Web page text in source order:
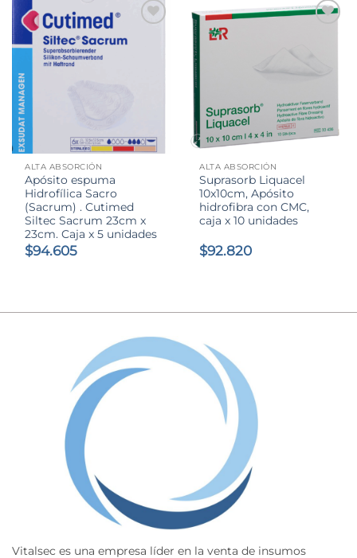
$58.000
hasta
$115.430
ALTA ABSORCIÓN
Apósito espuma
Hidrofílica Sacro
(Sacrum) . Cutimed
Siltec Sacrum 23cm x
23cm. Caja x 5 unidades
$94.605
ALTA ABSORCIÓN
Suprasorb Liquacel
10x10cm, Apósito
hidrofibra con CMC,
caja x 10 unidades
$92.820
Vitalsec es una empresa líder en la venta de insumos